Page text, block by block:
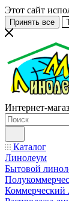
Этот сайт
Принять все
Интернет-
Каталог
Линолеум
Бытовой